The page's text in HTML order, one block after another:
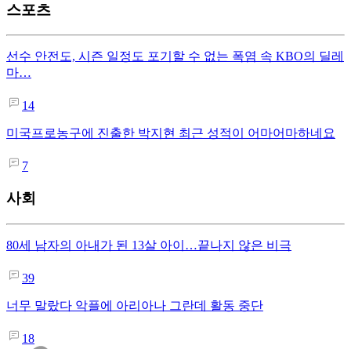
스포츠
선수 안전도, 시즌 일정도 포기할 수 없는 폭염 속 KBO의 딜레
마…
14
미국프로농구에 진출한 박지현 최근 성적이 어마어마하네요
7
사회
80세 남자의 아내가 된 13살 아이…끝나지 않은 비극
39
너무 말랐다 악플에 아리아나 그란데 활동 중단
18